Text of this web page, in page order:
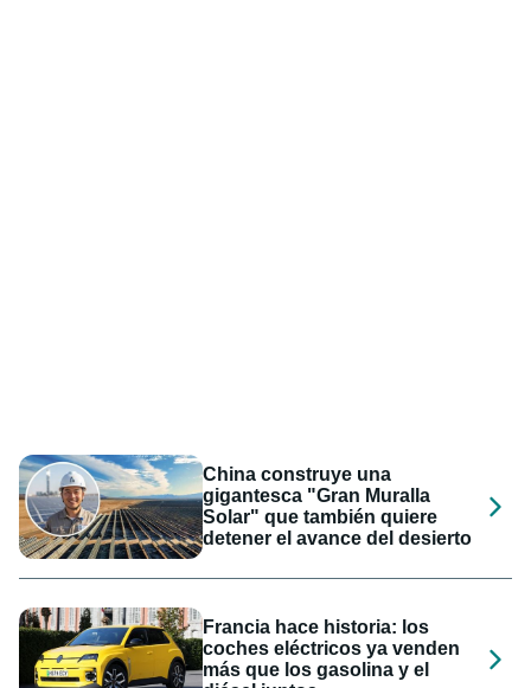
China construye una
gigantesca "Gran Muralla
Solar" que también quiere
detener el avance del desierto
Francia hace historia: los
coches eléctricos ya venden
más que los gasolina y el